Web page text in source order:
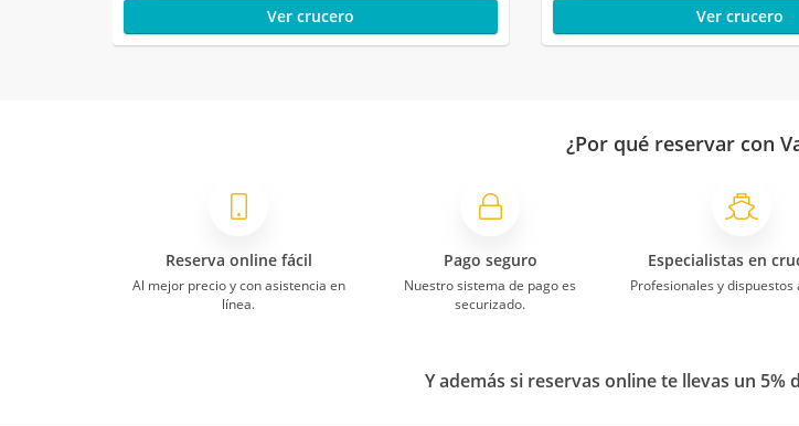
Ver crucero Ver crucero
¿Por qué reservar con
Reserva online fácil
Al mejor precio y con asistencia en
línea.
Pago seguro
Nuestro sistema de pago es
securizado.
Especialistas en
Profesionales y dispuestos
Y además si reservas online te llevas un